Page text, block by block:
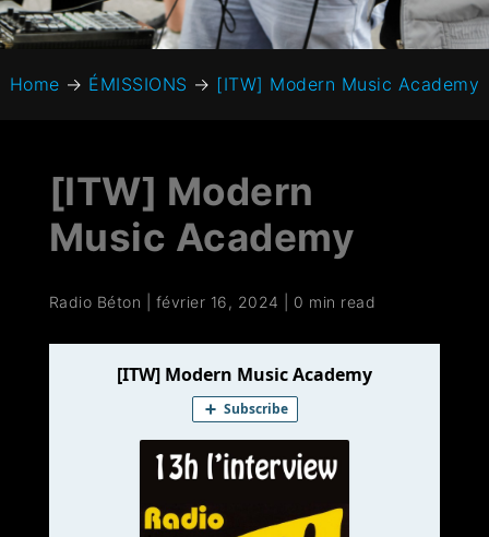
Home → ÉMISSIONS → [ITW] Modern Music Academy
[ITW] Modern
Music Academy
Radio Béton février 16, 2024 0 min read